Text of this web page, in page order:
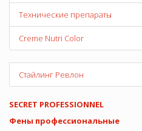
Технические препараты
Creme Nutri Color
Стайлинг Ревлон
SECRET PROFESSIONNEL
Фены профессиональные